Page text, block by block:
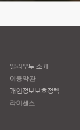
얼라우투 소개
이용약관
개인정보보호정책
라이센스